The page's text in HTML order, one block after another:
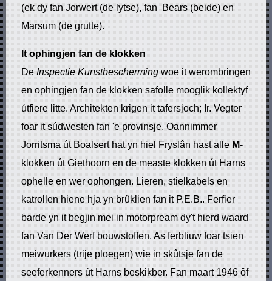
(ek dy fan Jorwert (de lytse), fan Bears (beide) en
Marsum (de grutte).
It ophingjen fan de klokken
De Inspectie Kunstbescherming woe it werombringen
en ophingjen fan de klokken safolle mooglik kollektyf
útfiere litte. Architekten krigen it tafersjoch; Ir. Vegter
foar it súdwesten fan 'e provinsje. Oannimmer
Jorritsma út Boalsert hat yn hiel Fryslân hast alle M-
klokken út Giethoorn en de measte klokken út Harns
ophelle en wer ophongen. Lieren, stielkabels en
katrollen hiene hja yn brûklien fan it P.E.B.. Ferfier
barde yn it begjin mei in motorpream dy't hierd waard
fan Van Der Werf bouwstoffen. As ferbliuw foar tsien
meiwurkers (trije ploegen) wie in skûtsje fan de
seeferkenners út Harns beskikber. Fan maart 1946 ôf